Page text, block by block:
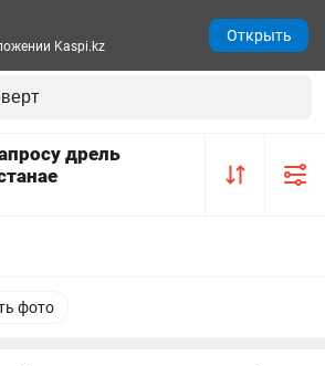
дрель
фото
Kaspi.kz
Открыть